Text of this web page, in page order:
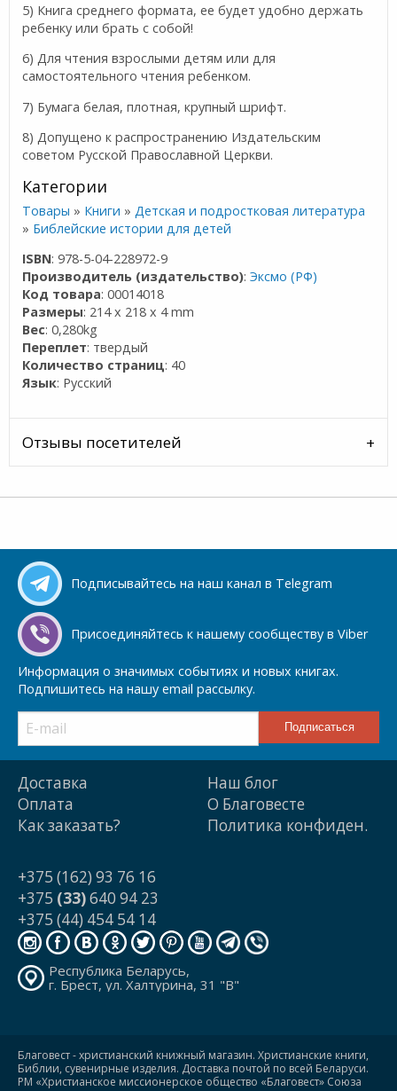
5) Книга среднего формата, ее будет удобно держать
ребенку или брать с собой!
6) Для чтения взрослыми детям или для
самостоятельного чтения ребенком.
7) Бумага белая, плотная, крупный шрифт.
8) Допущено к распространению Издательским
советом Русской Православной Церкви.
Категории
Товары » Книги » Детская и подростковая литература
» Библейские истории для детей
ISBN: 978-5-04-228972-9
Производитель (издательство):Эксмо (РФ)
Код товара: 00014018
Размеры: 214 x 218 x 4 mm
Вес: 0,280kg
Переплет: твердый
Количество страниц: 40
Язык: Русский
Отзывы посетителей
Подписывайтесь на наш канал в Telegram
Присоединяйтесь к нашему сообществу в Viber
Информация о значимых событиях и новых книгах.
Подпишитесь на нашу email рассылку.
Доставка
Оплата
Как заказать?
Наш блог
О Благовесте
Политика конфиден.
+375 (162) 93 76 16
+375 (33)640 94 23
+375 (44) 454 54 14
Республика Беларусь,
г. Брест, ул. Халтурина, 31 "В"
Благовест - христианский книжный магазин. Христианские книги,
Библии, сувенирные изделия. Доставка почтой по всей Беларуси.
РМ «Христианское миссионерское общество «Благовест» Союза